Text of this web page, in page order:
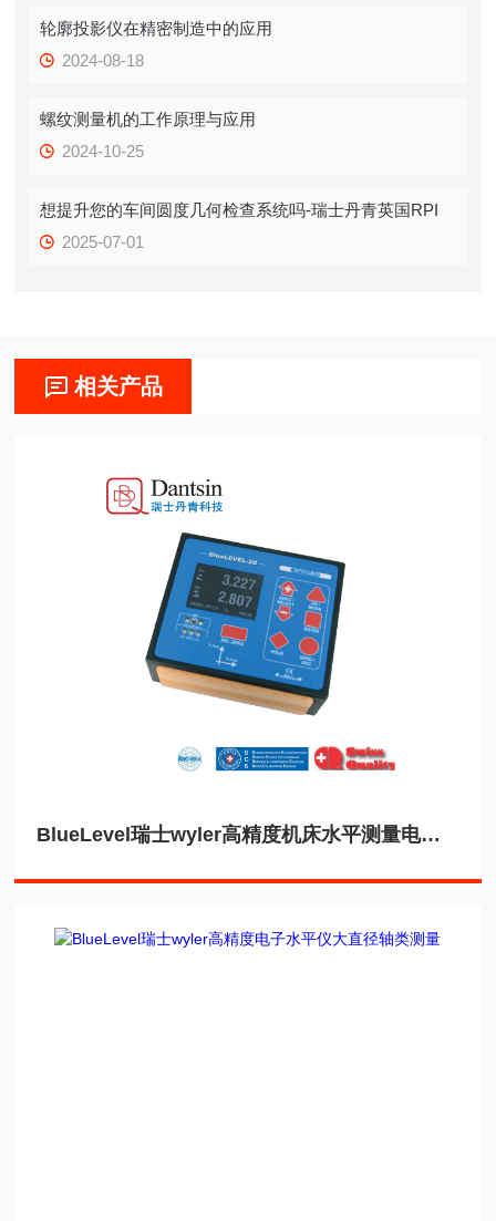
轮廓投影仪在精密制造中的应用
2024-08-18
螺纹测量机的工作原理与应用
2024-10-25
想提升您的车间圆度几何检查系统吗-瑞士丹青英国RPI
2025-07-01
相关产品
BlueLevel瑞士wyler高精度机床水平测量电子水平仪